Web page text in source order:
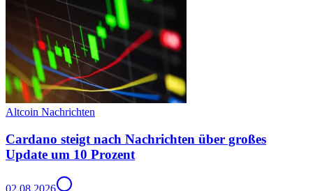
Altcoin Nachrichten
Cardano steigt nach Nachrichten über großes
Update um 10 Prozent
02.08.2026